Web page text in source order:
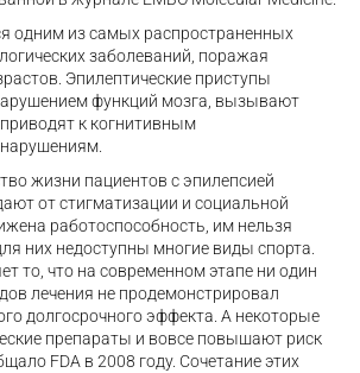
одним из самых распространенных
заболеваний, поражая
Эпилептические приступы
функций мозга, вызывают
к когнитивным
жизни пациентов с эпилепсией
от стигматизации и социальной
работоспособность, им нельзя
них недоступны многие виды спорта.
то, что на современном этапе ни один
лечения не продемонстрировал
долгосрочного эффекта. А некоторые
препараты и вовсе повышают риск
FDA в 2008 году. Сочетание этих